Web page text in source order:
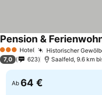
3 SterneHotel Historischer
Pension &
7,0 623 Saalfeld, 9.6 km
Ab 64 €